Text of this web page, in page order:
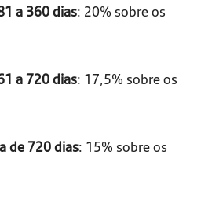
a 360 dias: 20% sobre os
a 720 dias: 17,5% sobre os
de 720 dias: 15% sobre os